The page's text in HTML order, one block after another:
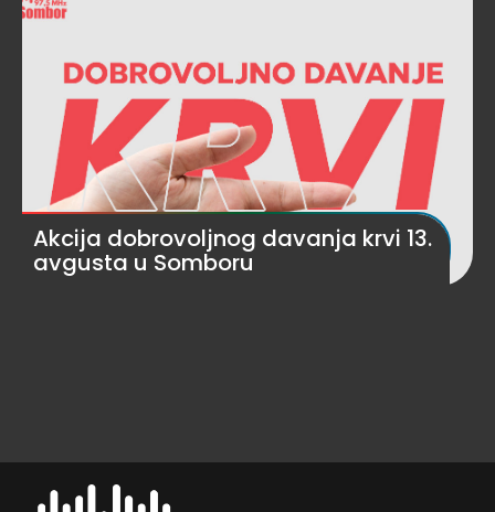
Akcija dobrovoljnog davanja krvi 13.
avgusta u Somboru